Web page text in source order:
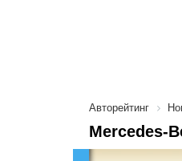
Авторейтинг
Mercedes-